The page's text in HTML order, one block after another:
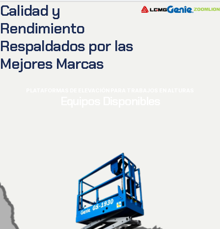
Calidad y
Rendimiento
Respaldados por las
Mejores Marcas